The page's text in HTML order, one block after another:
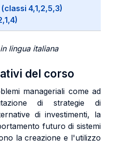
4,1,2,5,3)
lingua italiana
del corso
manageriali come ad
di strategie di
di investimenti, la
futuro di sistemi
la creazione e l'utilizzo